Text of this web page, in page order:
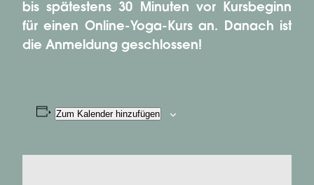
bis spätestens 30 Minuten vor Kursbeginn
für einen Online-Yoga-Kurs an. Danach ist
die Anmeldung geschlossen!
Zum Kalender hinzufügen